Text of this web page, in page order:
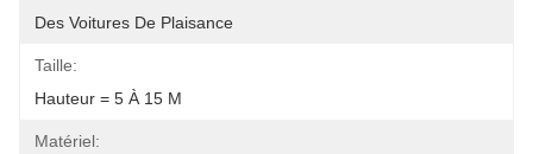
Des Voitures De Plaisance
Taille:
Hauteur = 5 À 15 M
Matériel: